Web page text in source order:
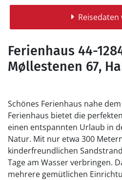
Reisedaten
Ferienhaus 44-
Møllestenen 67,
Schönes Ferienhaus nahe dem Strand.
Ferienhaus bietet die
einen entspannten Urlaub in
Natur. Mit nur etwa 300
kinderfreundlichen
Tage am Wasser verbringen. Das Haus verfügt über
mehrere gemütlichen